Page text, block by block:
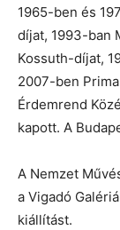
1965-ben és
díjat, 1993-ban
Kossuth-díjat,
2007-ben
Érdemrend
kapott. A
A Nemzet
a Vigadó
kiállítást.